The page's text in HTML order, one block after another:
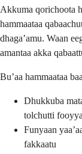
Akkuma qorichoota
hammaataa
dhaga’amu. Waan
amantaa akka
Bu’aa hammaataa
Dhukkuba
tolchutti
Funyaan
fakkaatu